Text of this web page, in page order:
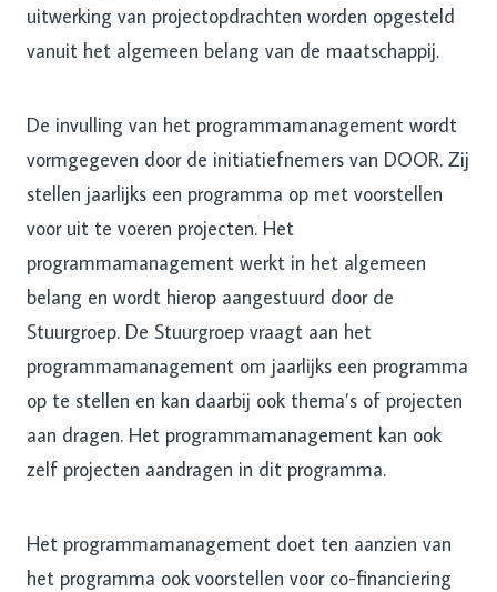
uitwerking van projectopdrachten worden opgesteld
vanuit het algemeen belang van de maatschappij.
De invulling van het programmamanagement wordt
vormgegeven door de initiatiefnemers van DOOR. Zij
stellen jaarlijks een programma op met voorstellen
voor uit te voeren projecten. Het
programmamanagement werkt in het algemeen
belang en wordt hierop aangestuurd door de
Stuurgroep. De Stuurgroep vraagt aan het
programmamanagement om jaarlijks een programma
op te stellen en kan daarbij ook thema’s of projecten
aan dragen. Het programmamanagement kan ook
zelf projecten aandragen in dit programma.
Het programmamanagement doet ten aanzien van
het programma ook voorstellen voor co-financiering